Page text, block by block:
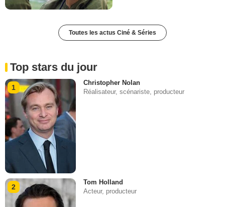
Toutes les actus Ciné & Séries
Top stars du jour
1
Christopher Nolan
Réalisateur, scénariste, producteur
2
Tom Holland
Acteur, producteur